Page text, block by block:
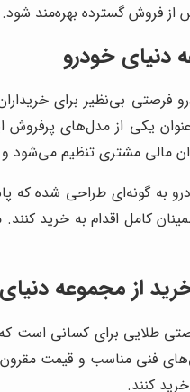
از فروش گسترده بهره‌مند شود.
دنیای خودرو
فرصتی بی‌نظیر برای
خریداری کنند. فروش اقساطی 206
مالی مشتری تنظیم
به گونه‌ای طراحی شده
کامل اقدام به خرید
از مجموعه
فنی مناسب و قیمت مقرون
کنند.